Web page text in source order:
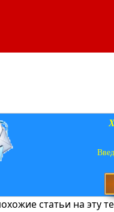
статьи на эту